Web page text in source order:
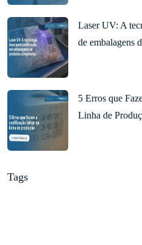
Laser UV: A
de embalagens
5 Erros que
Linha de
Tags